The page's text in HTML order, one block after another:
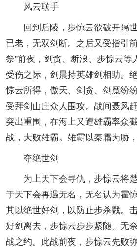
风云联手
回到后陵，步惊云欲破开隔世
已老，无双剑断。之后又受指引
祭”前夜，剑贪、断浪、步惊云等
受伤之际，剑晨持英雄剑相助。
惊云所得，傲天、剑贪、剑魔纷
受拜剑山庄众人围攻。战间聂风
突出重围，在海上又遭雄霸率众
战，大败雄霸。雄霸以秦霜为胁，
夺绝世剑
为上天下会寻仇，步惊云将楚
于天下会再遇无名，无名认为霍
其以绝世好剑，以防止步杀戮。
好剑离去，步惊云步步紧随。无
战之约。此战前夜，步惊云先败